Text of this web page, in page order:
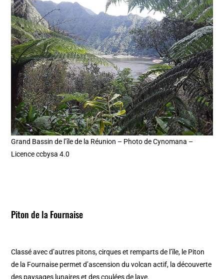
Grand Bassin de l’île de la Réunion – Photo de Cynomana –
Licence ccbysa 4.0
Piton de la Fournaise
Classé avec d’autres pitons, cirques et remparts de l’île, le Piton
de la Fournaise permet d’ascension du volcan actif, la découverte
des paysages lunaires et des coulées de lave.